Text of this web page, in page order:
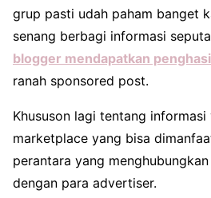
grup pasti udah paham banget
senang berbagi informasi
blogger mendapatkan
ranah sponsored post.
Khususon lagi tentang
marketplace yang bisa
perantara yang
dengan para advertiser.